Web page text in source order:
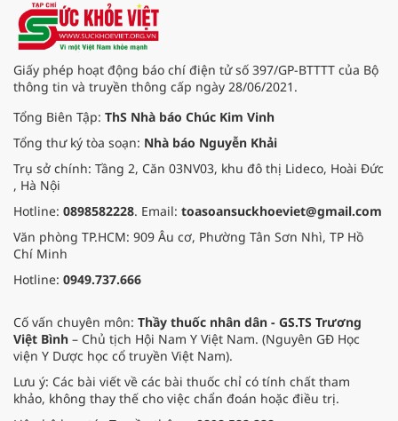
Giấy phép hoạt động báo chí điện tử số 397/GP-BTTTT của Bộ
thông tin và truyền thông cấp ngày 28/06/2021.
Tổng Biên Tập: ThS Nhà báo Chúc Kim Vinh
Tổng thư ký tòa soạn: Nhà báo Nguyễn Khải
Trụ sở chính: Tầng 2, Căn 03NV03, khu đô thị Lideco, Hoài Đức
, Hà Nội
Hotline: 0898582228. Email: toasoansuckhoeviet@gmail.com
Văn phòng TP.HCM: 909 Âu cơ, Phường Tân Sơn Nhì, TP Hồ
Chí Minh
Hotline: 0949.737.666
Cố vấn chuyên môn: Thầy thuốc nhân dân - GS.TS Trương
Việt Bình – Chủ tịch Hội Nam Y Việt Nam. (Nguyên GĐ Học
viện Y Dược học cổ truyền Việt Nam).
Lưu ý: Các bài viết về các bài thuốc chỉ có tính chất tham
khảo, không thay thế cho việc chẩn đoán hoặc điều trị.